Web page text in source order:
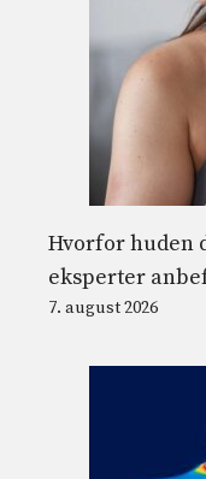
Hvorfor huden
eksperter
7. august 2026